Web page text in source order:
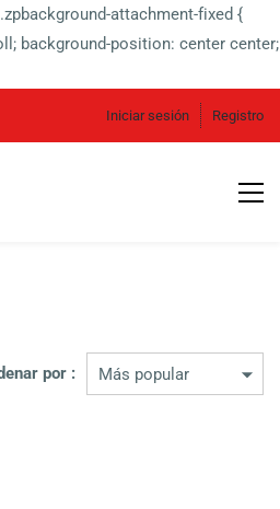
attachment-fixed {
background-position: center center;
Iniciar sesión Registro
por :